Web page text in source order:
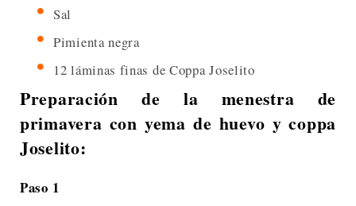
Sal
Pimienta negra
12 láminas finas de Coppa Joselito
Preparación de la menestra de
primavera con yema de huevo y coppa
Joselito:
Paso 1